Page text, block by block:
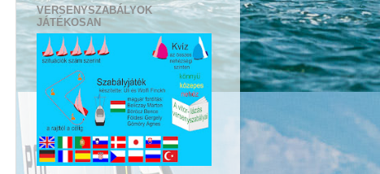
VERSENYSZABÁLYOK
JÁTÉKOSAN